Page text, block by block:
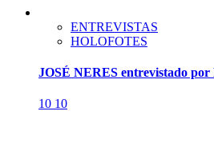
ENTREVISTAS
HOLOFOTES
JOSÉ NERES entrevistado
10 10